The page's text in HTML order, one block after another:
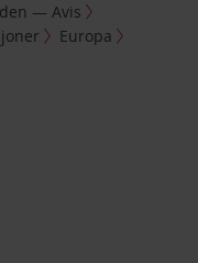
— Avis
Europa